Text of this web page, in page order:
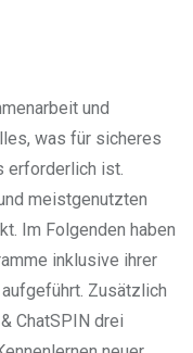
und
was für sicheres
erforderlich ist.
meistgenutzten
Im Folgenden haben
inklusive ihrer
Zusätzlich
ChatSPIN drei